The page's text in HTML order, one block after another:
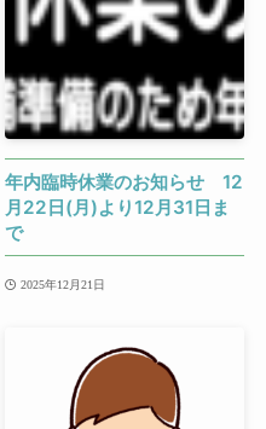
年内臨時休業のお知らせ 12
月22日(月)より12月31日ま
で
2025年12月21日